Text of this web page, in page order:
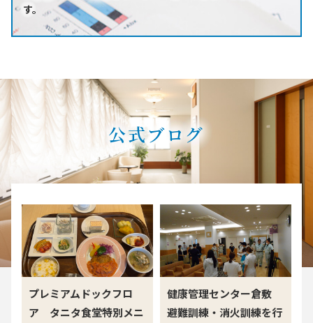
す。
公式ブログ
プレミアムドックフロ
ア タニタ食堂特別メニ
健康管理センター倉敷
避難訓練・消火訓練を行